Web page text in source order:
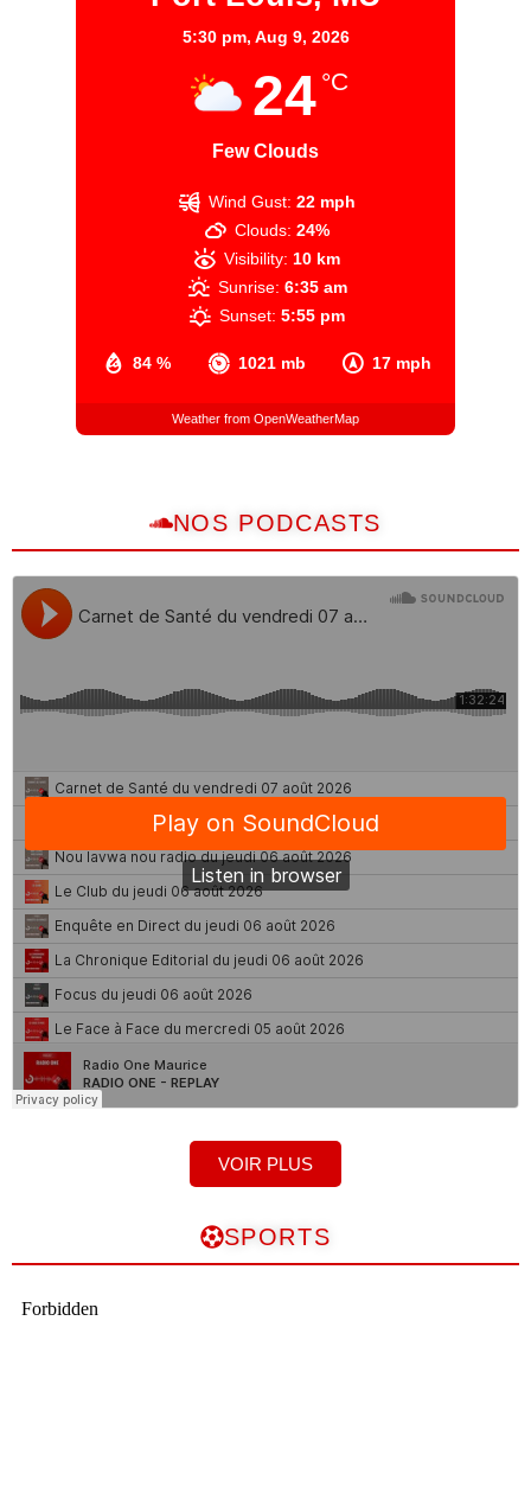
5:30 pm, Aug 9, 2026
24 °C
Few Clouds
84 % 1021 mb 17 mph
Wind Gust: 22 mph
Clouds: 24%
Visibility: 10 km
Sunrise: 6:35 am
Sunset: 5:55 pm
Weather from OpenWeatherMap
NOS PODCASTS
VOIR PLUS
SPORTS